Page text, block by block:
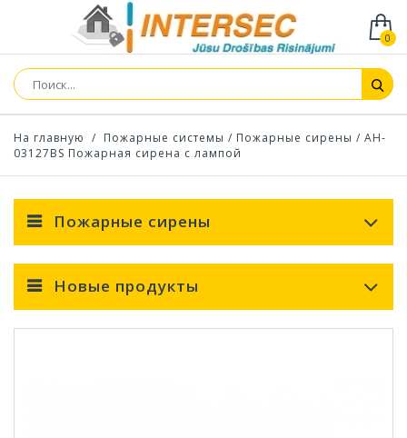
0
На главную / Пожарные системы / Пожарные сирены / AH-
03127BS Пожарная сирена с лампой
Пожарные сирены
Новые продукты